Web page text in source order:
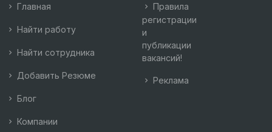
Главная
Найти работу
Найти сотрудника
Добавить Резюме
Блог
Компании
Правила
регистрации
и
публикации
вакансий!
Реклама